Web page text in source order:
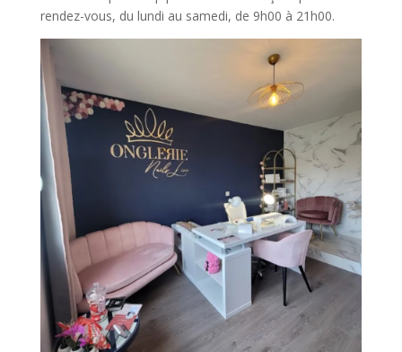
rendez-vous, du lundi au samedi, de 9h00 à 21h00.